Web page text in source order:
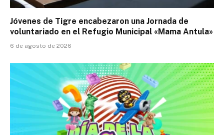
Jóvenes de Tigre encabezaron una Jornada de
voluntariado en el Refugio Municipal «Mama Antula»
6 de agosto de 2026